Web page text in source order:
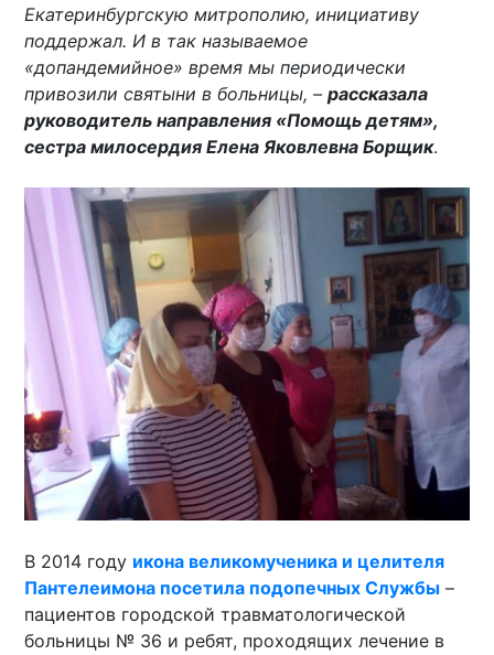
Екатеринбургскую митрополию, инициативу
поддержал. И в так называемое
«допандемийное» время мы периодически
привозили святыни в больницы, –рассказала
руководитель направления «Помощь детям»,
сестра милосердия Елена Яковлевна Борщик.
В 2014 году икона великомученика и целителя
Пантелеимона посетила подопечных Службы –
пациентов городской травматологической
больницы № 36 и ребят, проходящих лечение в